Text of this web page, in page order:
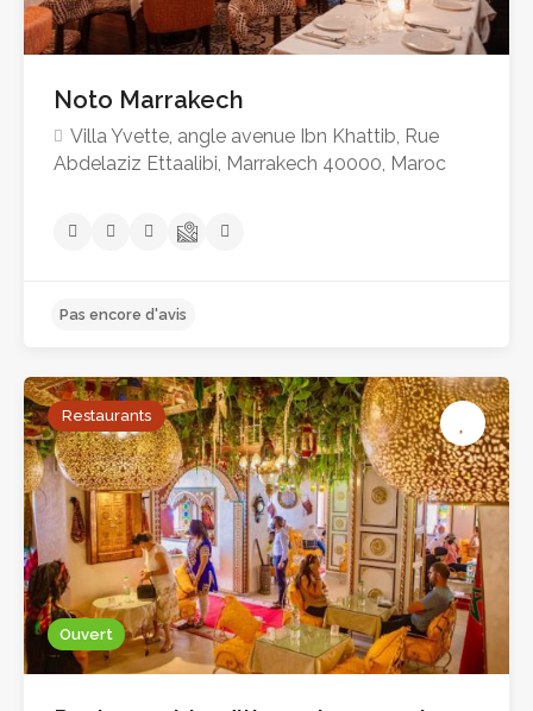
Noto Marrakech
Villa Yvette, angle avenue Ibn Khattib, Rue
Abdelaziz Ettaalibi, Marrakech 40000, Maroc
Pas encore d'avis
Ouvert
Restaurants